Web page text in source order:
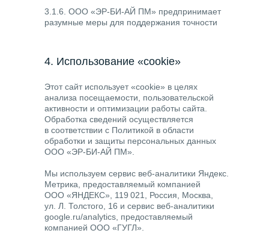
3.1.6. ООО «ЭР-БИ-АЙ ПМ» предпринимает
разумные меры для поддержания точности
устаревшими, недостоверными или
их обработки.
4. Использование «cookie»
Этот сайт использует «cookie» в целях
анализа посещаемости, пользовательской
активности и оптимизации работы сайта.
Обработка сведений осуществляется
в соответствии с Политикой в области
обработки и защиты персональных данных
ООО «ЭР-БИ-АЙ ПМ».
Мы используем сервис веб-аналитики Яндекс.
Метрика, предоставляемый компанией
ООО «ЯНДЕКС», 119 021, Россия, Москва,
ул. Л. Толстого, 16 и сервис веб-аналитики
google.ru/analytics, предоставляемый
компанией ООО «ГУГЛ».